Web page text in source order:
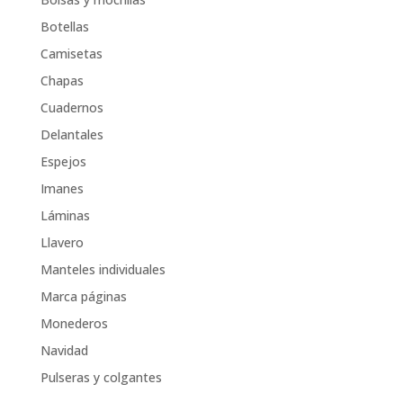
Botellas
Camisetas
Chapas
Cuadernos
Delantales
Espejos
Imanes
Láminas
Llavero
Manteles individuales
Marca páginas
Monederos
Navidad
Pulseras y colgantes